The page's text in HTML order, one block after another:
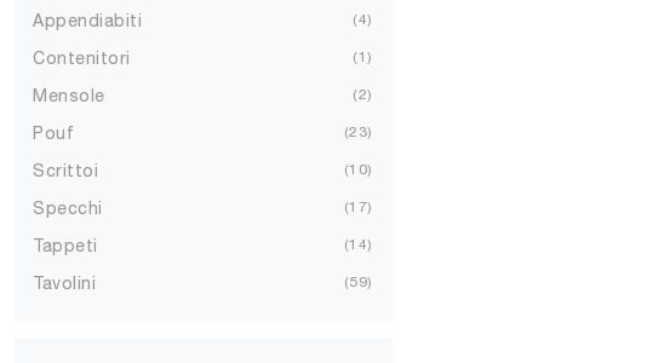
Appendiabiti 4
Contenitori 1
Mensole 2
Pouf 23
Scrittoi 10
Specchi 17
Tappeti 14
Tavolini 59